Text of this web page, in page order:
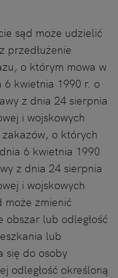
sąd może udzielić
przedłużenie
o którym mowa w
kwietnia 1990 r. o
z dnia 24 sierpnia
i wojskowych
o których
6 kwietnia 1990
z dnia 24 sierpnia
i wojskowych
może zmienić
obszar lub odległość
lub
się do osoby
odległość określoną